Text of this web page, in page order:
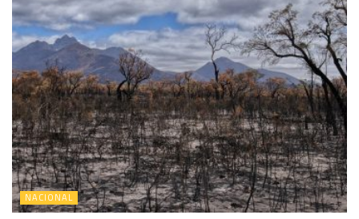
NACIONAL